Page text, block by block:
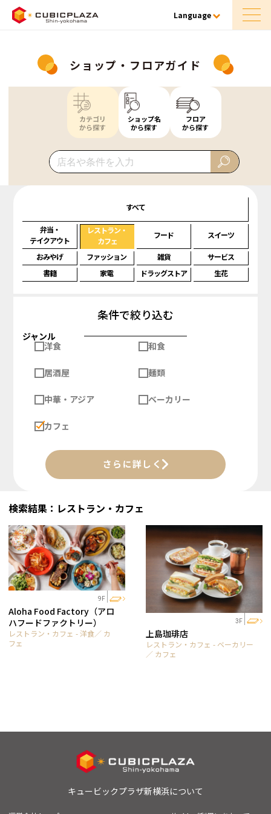
Language
ショップ・フロアガイド
カテゴリ
から探す
ショップ名
から探す
フロア
から探す
すべて
弁当・
テイクアウト
レストラン・
カフェ
フード スイーツ
おみやげ ファッション 雑貨
サービス
書籍
家電 ドラッグストア 生花
条件で絞り込む
ジャンル
洋食
和食
居酒屋 麺類
中華・アジア ベーカリー
カフェ
さらに詳しく
検索結果：レストラン・カフェ
9F
Aloha Food Factory（アロ
ハフードファクトリー）
レストラン・カフェ - 洋食／ カ
フェ
3F
上島珈琲店
レストラン・カフェ - ベーカリー
／ カフェ
キュービックプラザ新横浜について